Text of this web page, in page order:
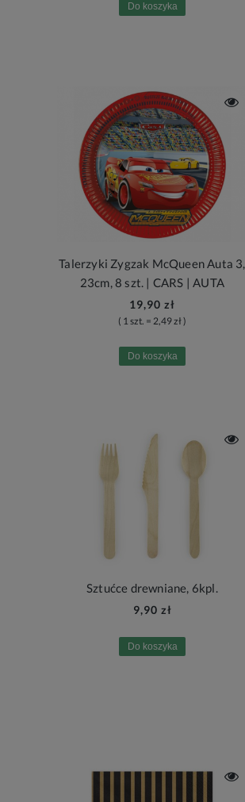
Do koszyka
Talerzyki Zygzak McQueen Auta 3,
23cm, 8 szt. | CARS | AUTA
19,90 zł
( 1 szt. = 2,49 zł )
Do koszyka
Sztućce drewniane, 6kpl.
9,90 zł
Do koszyka